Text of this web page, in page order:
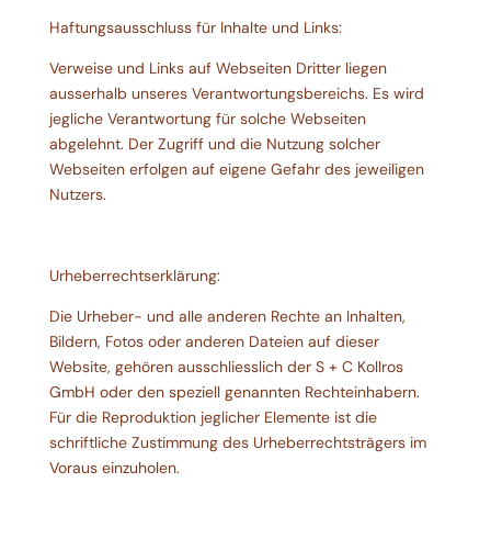
Haftungsausschluss für Inhalte und Links:
Verweise und Links auf Webseiten Dritter liegen
ausserhalb unseres Verantwortungsbereichs. Es wird
jegliche Verantwortung für solche Webseiten
abgelehnt. Der Zugriff und die Nutzung solcher
Webseiten erfolgen auf eigene Gefahr des jeweiligen
Nutzers.
Urheberrechtserklärung:
Die Urheber- und alle anderen Rechte an Inhalten,
Bildern, Fotos oder anderen Dateien auf dieser
Website, gehören ausschliesslich der S + C Kollros
GmbH oder den speziell genannten Rechteinhabern.
Für die Reproduktion jeglicher Elemente ist die
schriftliche Zustimmung des Urheberrechtsträgers im
Voraus einzuholen.